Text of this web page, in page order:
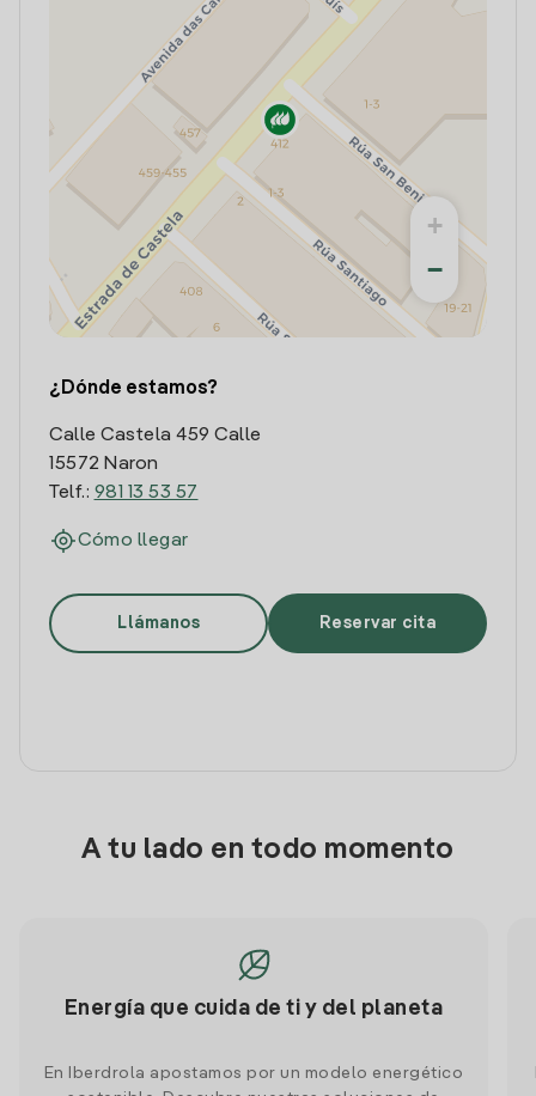
+
−
¿Dónde estamos?
Calle Castela 459 Calle
15572 Naron
Telf.: 981 13 53 57
Cómo llegar
Llámanos Reservar cita
A tu lado en todo momento
Energía que cuida de ti y del planeta
En Iberdrola apostamos por un modelo energético